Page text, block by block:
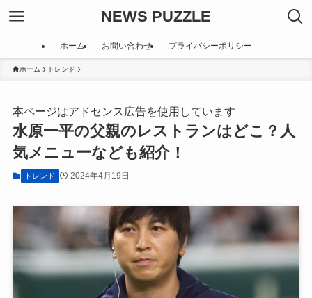
NEWS PUZZLE
ホーム お問い合わせ プライバシーポリシー
ホーム トレンド
本ページはアドセンス広告を使用しています
水原一平の父親のレストランはどこ？人
気メニューなども紹介！
トレンド 2024年4月19日